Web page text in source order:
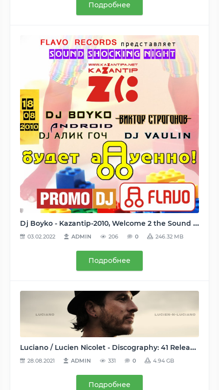
Подробнее
Dj Boyko - Kazantip-2010, Welcome 2 the Sound Shocking Night (2010) MP3
03.02.2022 ADMIN 206 0 246.32 MB
Подробнее
Luciano / Lucien Nicolet - Discography: 41 Releases (5(+1) Albums, 8(+2) Compilations, 28 EP's + Remixes) 2000-2013, MP3 (tracks / image+cue.), VBR, 320 kbps
28.08.2021 ADMIN 331 0 4.94 GB
Подробнее